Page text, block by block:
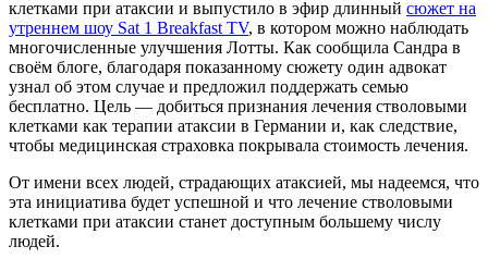
клетками при атаксии и выпустило в эфир длинный сюжет на
утреннем шоу Sat 1 Breakfast TV, в котором можно наблюдать
многочисленные улучшения Лотты. Как сообщила Сандра в
своём блоге, благодаря показанному сюжету один адвокат
узнал об этом случае и предложил поддержать семью
бесплатно. Цель — добиться признания лечения стволовыми
клетками как терапии атаксии в Германии и, как следствие,
чтобы медицинская страховка покрывала стоимость лечения.
От имени всех людей, страдающих атаксией, мы надеемся, что
эта инициатива будет успешной и что лечение стволовыми
клетками при атаксии станет доступным большему числу
людей.